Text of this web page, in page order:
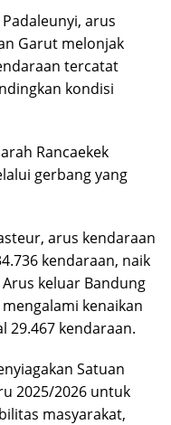
arus
Garut melonjak
tercatat
kondisi
Rancaekek
gerbang yang
arus kendaraan
kendaraan, naik
keluar Bandung
kenaikan
29.467 kendaraan.
Satuan
2025/2026 untuk
masyarakat,